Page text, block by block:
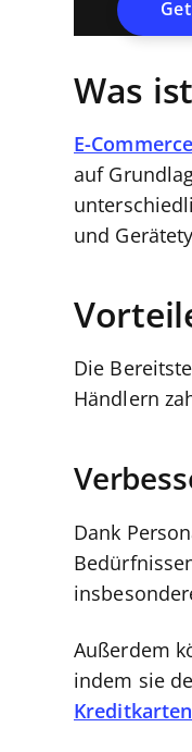
Was
E-
auf
und
Die
Händlern
Dank
Außerdem
indem sie